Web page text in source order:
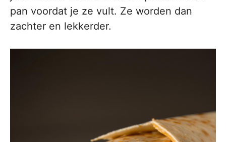
pan voordat je ze vult. Ze worden dan
zachter en lekkerder.